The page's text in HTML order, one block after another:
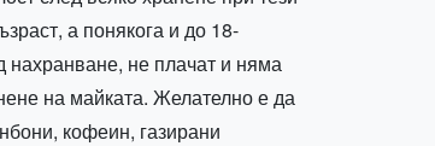
а понякога и до 18-
нахранване, не плачат и няма
на майката. Желателно е да
кофеин, газирани